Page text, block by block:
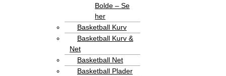
Bolde – Se
her
Basketball Kurv
Basketball Kurv &
Net
Basketball Net
Basketball Plader